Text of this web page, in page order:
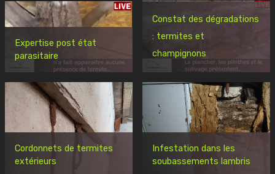
Expertise post état
parasitaire
Constat des dégradations
: termites et
champignons
Cordonnets de termites
extérieurs
Infestation dans les
soubassements lambris